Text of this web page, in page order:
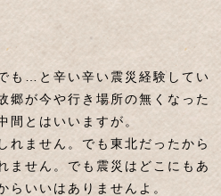
も…と辛い辛い震災経験してい
郷が今や行き場所の無くなった
とはいいますが。
れません。でも東北だったから
ません。でも震災はどこにもあ
らいいはありませんよ。